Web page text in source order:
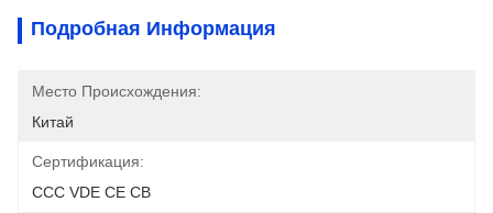
Подробная Информация
Место Происхождения:
Китай
Сертификация:
CCC VDE CE CB